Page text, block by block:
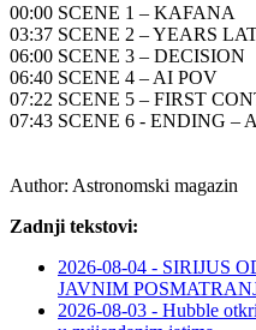
00:00 SCENE 1 – KAFANA
03:37 SCENE 2 – YEARS
06:00 SCENE 3 – DECISION
06:40 SCENE 4 – AI POV
07:22 SCENE 5 – FIRST
07:43 SCENE 6 - ENDING –
Author: Astronomski magazin
Zadnji tekstovi:
2026-08-04 - SIRIJUS
JAVNIM
2026-08-03 - Hubble